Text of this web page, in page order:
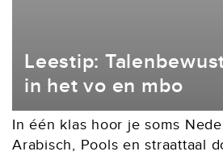
Leestip:
in het vo en mbo
In één klas hoor je soms
Arabisch, Pools en straattaal